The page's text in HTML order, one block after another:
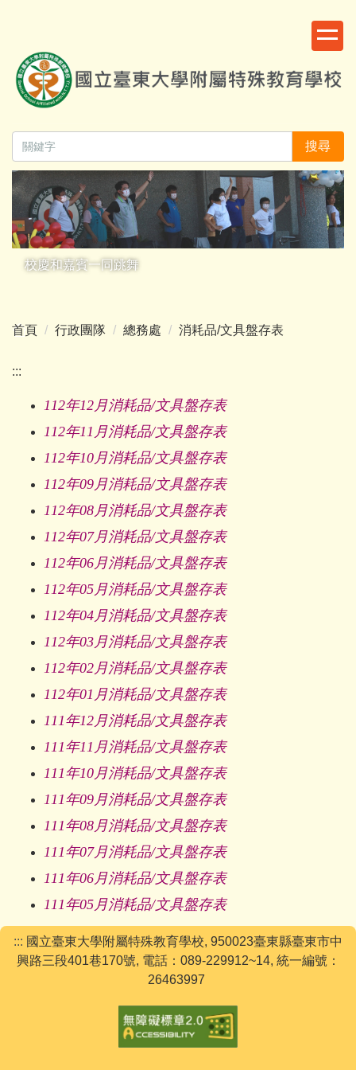
要
內
搜尋
校慶和嘉賓一同跳舞
首頁 行政團隊 總務處 消耗品/文具盤存表
:::
112年12月消耗品/文具盤存表
112年11月消耗品/文具盤存表
112年10月消耗品/文具盤存表
112年09月消耗品/文具盤存表
112年08月消耗品/文具盤存表
112年07月消耗品/文具盤存表
112年06月消耗品/文具盤存表
112年05月消耗品/文具盤存表
112年04月消耗品/文具盤存表
112年03月消耗品/文具盤存表
112年02月消耗品/文具盤存表
112年01月消耗品/文具盤存表
111年12月消耗品/文具盤存表
111年11月消耗品/文具盤存表
111年10月消耗品/文具盤存表
111年09月消耗品/文具盤存表
111年08月消耗品/文具盤存表
111年07月消耗品/文具盤存表
111年06月消耗品/文具盤存表
111年05月消耗品/文具盤存表
::: 國立臺東大學附屬特殊教育學校, 950023臺東縣臺東市中
興路三段401巷170號, 電話：089-229912~14, 統一編號：
26463997